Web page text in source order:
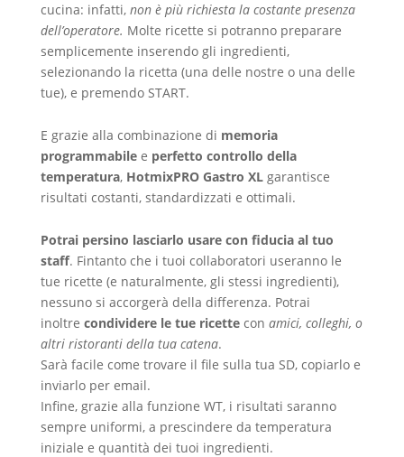
cucina: infatti, non è più richiesta la costante presenza
dell’operatore. Molte ricette si potranno preparare
semplicemente inserendo gli ingredienti,
selezionando la ricetta (una delle nostre o una delle
tue), e premendo START.
E grazie alla combinazione di memoria
programmabilee perfetto controllo della
temperatura, HotmixPRO Gastro XLgarantisce
risultati costanti, standardizzati e ottimali.
Potrai persino lasciarlo usare con fiducia al tuo
staff. Fintanto che i tuoi collaboratori useranno le
tue ricette (e naturalmente, gli stessi ingredienti),
nessuno si accorgerà della differenza. Potrai
inoltre condividere le tue ricettecon amici, colleghi, o
altri ristoranti della tua catena.
Sarà facile come trovare il file sulla tua SD, copiarlo e
inviarlo per email.
Infine, grazie alla funzione WT, i risultati saranno
sempre uniformi, a prescindere da temperatura
iniziale e quantità dei tuoi ingredienti.